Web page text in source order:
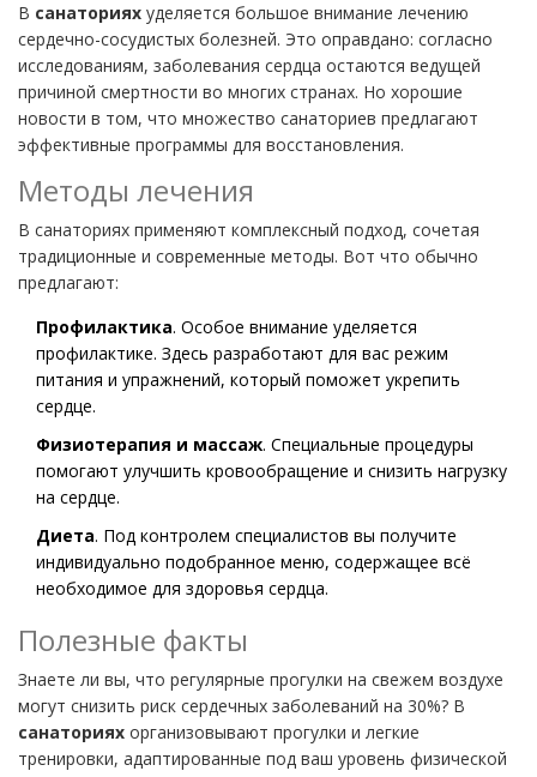
В санаториях уделяется большое внимание лечению
сердечно-сосудистых болезней. Это оправдано: согласно
исследованиям, заболевания сердца остаются ведущей
причиной смертности во многих странах. Но хорошие
новости в том, что множество санаториев предлагают
эффективные программы для восстановления.
Методы лечения
В санаториях применяют комплексный подход, сочетая
традиционные и современные методы. Вот что обычно
предлагают:
Профилактика. Особое внимание уделяется
профилактике. Здесь разработают для вас режим
питания и упражнений, который поможет укрепить
сердце.
Физиотерапия и массаж. Специальные процедуры
помогают улучшить кровообращение и снизить нагрузку
на сердце.
Диета. Под контролем специалистов вы получите
индивидуально подобранное меню, содержащее всё
необходимое для здоровья сердца.
Полезные факты
Знаете ли вы, что регулярные прогулки на свежем воздухе
могут снизить риск сердечных заболеваний на 30%? В
санаториях организовывают прогулки и легкие
тренировки, адаптированные под ваш уровень физической